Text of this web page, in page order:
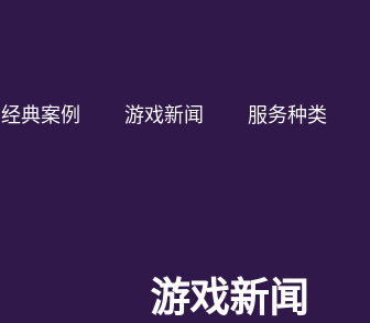
经典案例 游戏新闻 服务种类
游戏新闻